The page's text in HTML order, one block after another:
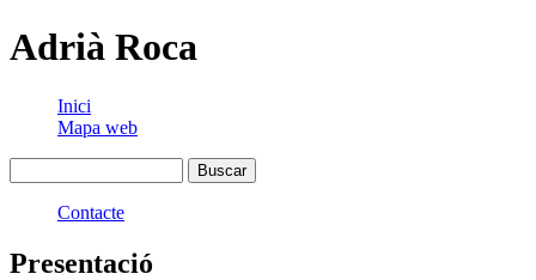
Adrià Roca
Inici
Mapa web
Contacte
Presentació